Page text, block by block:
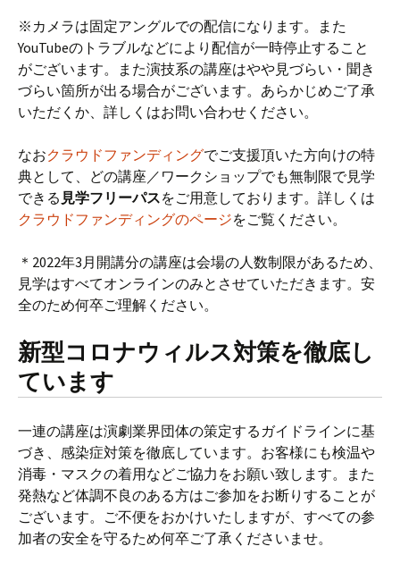
※カメラは固定アングルでの配信になります。また
YouTubeのトラブルなどにより配信が一時停止すること
がございます。また演技系の講座はやや見づらい・聞き
づらい箇所が出る場合がございます。あらかじめご了承
いただくか、詳しくはお問い合わせください。
なおクラウドファンディングでご支援頂いた方向けの特
典として、どの講座／ワークショップでも無制限で見学
できる 見学フリーパスをご用意しております。詳しくは
クラウドファンディングのページをご覧ください。
＊2022年3月開講分の講座は会場の人数制限があるため、
見学はすべてオンラインのみとさせていただきます。安
全のため何卒ご理解ください。
新型コロナウィルス対策を徹底し
ています
一連の講座は演劇業界団体の策定するガイドラインに基
づき、感染症対策を徹底しています。お客様にも検温や
消毒・マスクの着用などご協力をお願い致します。また
発熱など体調不良のある方はご参加をお断りすることが
ございます。ご不便をおかけいたしますが、すべての参
加者の安全を守るため何卒ご了承くださいませ。